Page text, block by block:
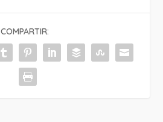
COMPARTIR: